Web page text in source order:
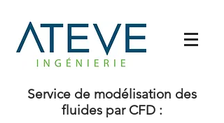
Service de modélisation des
fluides par CFD :